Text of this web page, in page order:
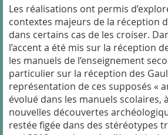
Les réalisations ont permis
contextes majeurs de la réception
dans certains cas de les croiser.
l’accent a été mis sur la réception
les manuels de l’enseignement
particulier sur la réception des
représentation de ces supposés «
évolué dans les manuels scolaires,
nouvelles découvertes
restée figée dans des stéréotypes